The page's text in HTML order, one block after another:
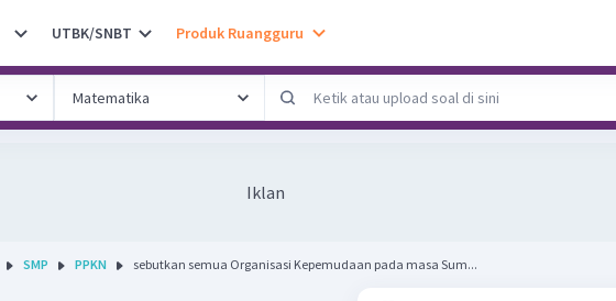
UTBK/SNBT Produk Ruangguru
Iklan
SMP PPKN sebutkan semua Organisasi Kepemudaan pada masa Sum...